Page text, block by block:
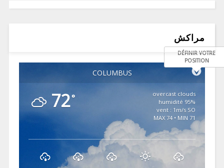
مراكش
COLUMBUS
DÉFINIR VOTRE
POSITION
72°
overcast clouds
95% humidité
vent : 1m/s SO
MAX 74 • MIN 71